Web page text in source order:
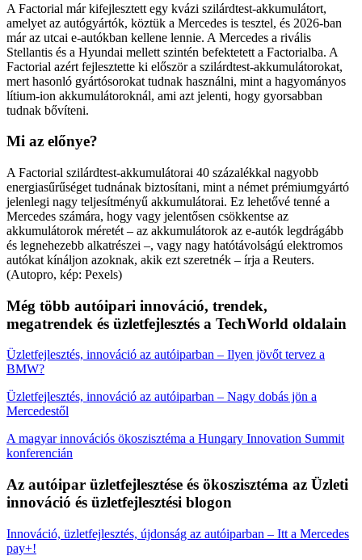
A Factorial már kifejlesztett egy kvázi szilárdtest-akkumulátort,
amelyet az autógyártók, köztük a Mercedes is tesztel, és 2026-ban
már az utcai e-autókban kellene lennie. A Mercedes a rivális
Stellantis és a Hyundai mellett szintén befektetett a Factorialba. A
Factorial azért fejlesztette ki először a szilárdtest-akkumulátorokat,
mert hasonló gyártósorokat tudnak használni, mint a hagyományos
lítium-ion akkumulátoroknál, ami azt jelenti, hogy gyorsabban
tudnak bővíteni.
Mi az előnye?
A Factorial szilárdtest-akkumulátorai 40 százalékkal nagyobb
energiasűrűséget tudnának biztosítani, mint a német prémiumgyártó
jelenlegi nagy teljesítményű akkumulátorai. Ez lehetővé tenné a
Mercedes számára, hogy vagy jelentősen csökkentse az
akkumulátorok méretét – az akkumulátorok az e-autók legdrágább
és legnehezebb alkatrészei –, vagy nagy hatótávolságú elektromos
autókat kínáljon azoknak, akik ezt szeretnék – írja a Reuters.
(Autopro, kép: Pexels)
Még több autóipari innováció, trendek,
megatrendek és üzletfejlesztés a TechWorld oldalain
Üzletfejlesztés, innováció az autóiparban – Ilyen jövőt tervez a
BMW?
Üzletfejlesztés, innováció az autóiparban – Nagy dobás jön a
Mercedestől
A magyar innovációs ökoszisztéma a Hungary Innovation Summit
konferencián
Az autóipar üzletfejlesztése és ökoszisztéma az Üzleti
innováció és üzletfejlesztési blogon
Innováció, üzletfejlesztés, újdonság az autóiparban – Itt a Mercedes
pay+!